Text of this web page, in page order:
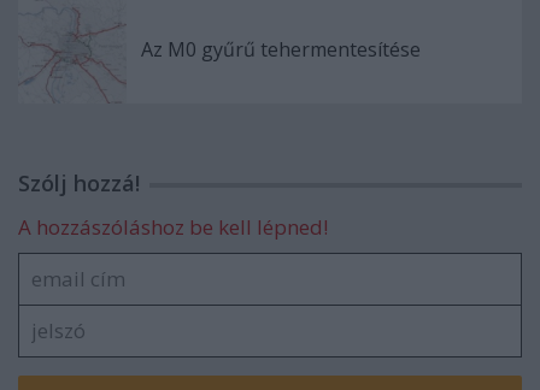
Az M0 gyűrű tehermentesítése
Szólj hozzá!
A hozzászóláshoz be kell lépned!